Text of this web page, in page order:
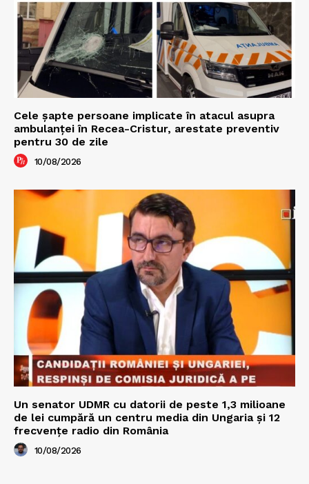
Cele şapte persoane implicate în atacul asupra
ambulanţei în Recea-Cristur, arestate preventiv
pentru 30 de zile
10/08/2026
Un senator UDMR cu datorii de peste 1,3 milioane
de lei cumpără un centru media din Ungaria și 12
frecvențe radio din România
10/08/2026